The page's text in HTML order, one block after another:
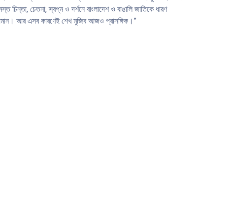
চিন্তা, চেতনা, স্বপ্ন ও দর্শনে বাংলাদেশ ও বাঙালি জাতিকে ধারণ
আর এসব কারণেই শেখ মুজিব আজও প্রাসঙ্গিক।”